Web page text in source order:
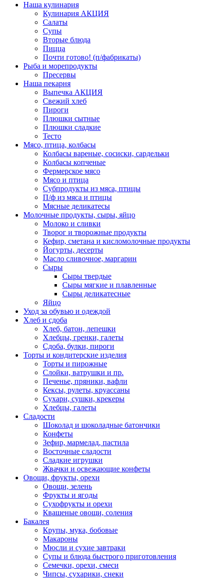
Наша кулинария
Кулинария АКЦИЯ
Салаты
Супы
Вторые блюда
Пицца
Почти готово! (п/фабрикаты)
Рыба и морепродукты
Пресервы
Наша пекарня
Выпечка АКЦИЯ
Свежий хлеб
Пироги
Плюшки сытные
Плюшки сладкие
Тесто
Мясо, птица, колбасы
Колбасы вареные, сосиски, сардельки
Колбасы копченые
Фермерское мясо
Мясо и птица
Субпродукты из мяса, птицы
П/ф из мяса и птицы
Мясные деликатесы
Молочные продукты, сыры, яйцо
Молоко и сливки
Творог и творожные продукты
Кефир, сметана и кисломолочные продукты
Йогурты, десерты
Масло сливочное, маргарин
Сыры
Сыры твердые
Сыры мягкие и плавленные
Сыры деликатесные
Яйцо
Уход за обувью и одеждой
Хлеб и сдоба
Хлеб, батон, лепешки
Хлебцы, гренки, галеты
Сдоба, булки, пироги
Торты и кондитерские изделия
Торты и пирожные
Слойки, ватрушки и пр.
Печенье, пряники, вафли
Кексы, рулеты, круассаны
Сухари, сушки, крекеры
Хлебцы, галеты
Сладости
Шоколад и шоколадные батончики
Конфеты
Зефир, мармелад, пастила
Восточные сладости
Сладкие игрушки
Жвачки и освежающие конфеты
Овощи, фрукты, орехи
Овощи, зелень
Фрукты и ягоды
Сухофрукты и орехи
Квашеные овощи, соления
Бакалея
Крупы, мука, бобовые
Макароны
Мюсли и сухие завтраки
Супы и блюда быстрого приготовления
Семечки, орехи, смеси
Чипсы, сухарики, снеки